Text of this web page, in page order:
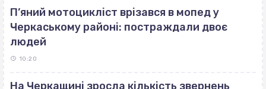
П’яний мотоцикліст врізався в мопед у
Черкаському районі: постраждали двоє
людей
10:20
На Черкащині зросла кількість звернень